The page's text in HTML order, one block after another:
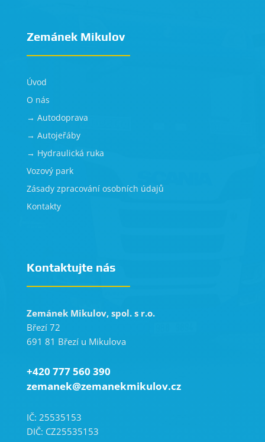
Zemánek Mikulov
Úvod
O nás
→ Autodoprava
→ Autojeřáby
→ Hydraulická ruka
Vozový park
Zásady zpracování osobních údajů
Kontakty
Kontaktujte nás
Zemánek Mikulov, spol. s r.o.
Březí 72
691 81 Březí u Mikulova
+420 777 560 390
zemanek@zemanekmikulov.cz
IČ: 25535153
DIČ: CZ25535153